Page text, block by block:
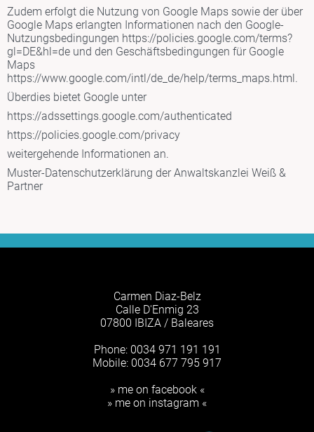
Zudem erfolgt die Nutzung von Google Maps sowie der über
Google Maps erlangten Informationen nach den Google-
Nutzungsbedingungen https://policies.google.com/terms?
gl=DE&hl=de und den Geschäftsbedingungen für Google
Maps
https://www.google.com/intl/de_de/help/terms_maps.html.
Überdies bietet Google unter
https://adssettings.google.com/authenticated
https://policies.google.com/privacy
weitergehende Informationen an.
Muster-Datenschutzerklärung derAnwaltskanzlei Weiß &
Partner
Carmen Diaz-Belz
Calle D'Enmig 23
07800 IBIZA / Baleares
Phone: 0034 971 191 191
Mobile: 0034 677 795 917
» me on facebook «
» me on instagram «